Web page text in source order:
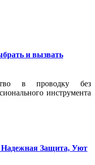
и вызвать
в проводку без
инструмента
Защита, Уют